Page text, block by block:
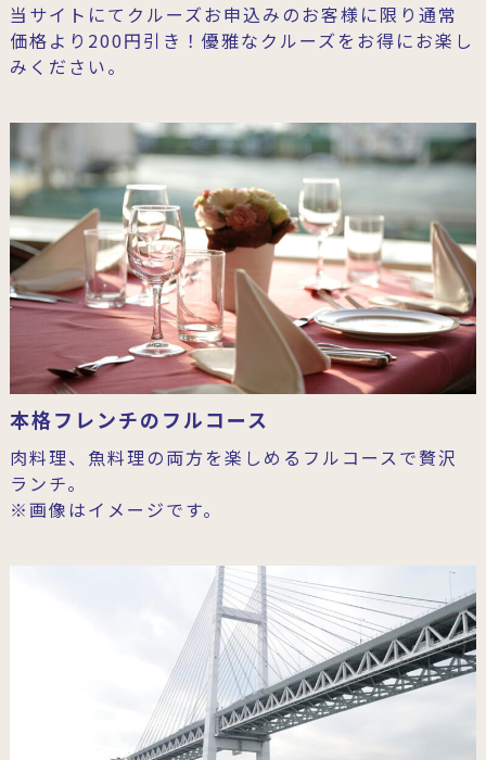
当サイトにてクルーズお申込みのお客様に限り通常
価格より200円引き！優雅なクルーズをお得にお楽し
みください。
本格フレンチのフルコース
肉料理、魚料理の両方を楽しめるフルコースで贅沢
ランチ。
※画像はイメージです。